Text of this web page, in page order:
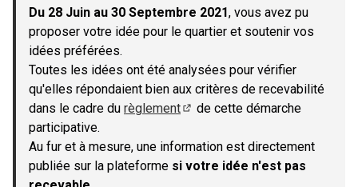
−
Du 28 Juin au 30 Septembre 2021, vous avez pu
proposer votre idée pour le quartier et soutenir vos
idées préférées.
Toutes les idées ont été analysées pour vérifier
qu'elles répondaient bien aux critères de recevabilité
dans le cadre du règlement
de cette démarche
participative.
Au fur et à mesure, une information est directement
publiée sur la plateforme si votre idée n'est pas